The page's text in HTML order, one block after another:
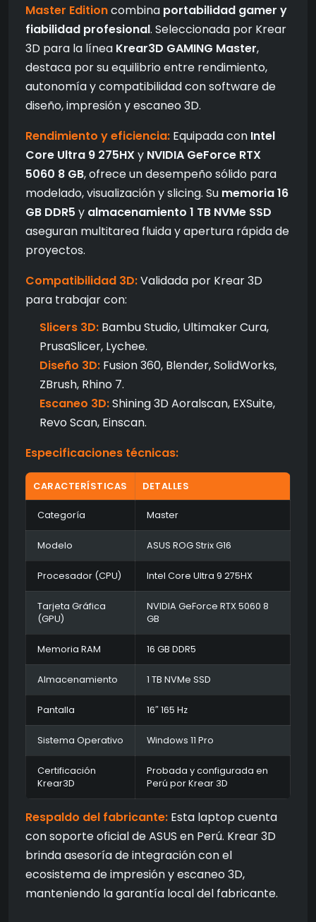
Master Editioncombina portabilidad gamer y
fiabilidad profesional. Seleccionada por Krear
3D para la línea Krear3D GAMING Master,
destaca por su equilibrio entre rendimiento,
autonomía y compatibilidad con software de
diseño, impresión y escaneo 3D.
Rendimiento y eficiencia: Equipada con Intel
Core Ultra 9 275HX y NVIDIA GeForce RTX
5060 8 GB, ofrece un desempeño sólido para
modelado, visualización y slicing. Su memoria 16
GB DDR5 y almacenamiento 1 TB NVMe SSD
aseguran multitarea fluida y apertura rápida de
proyectos.
Compatibilidad 3D:Validada por Krear 3D
para trabajar con:
Slicers 3D: Bambu Studio, Ultimaker Cura,
PrusaSlicer, Lychee.
Diseño 3D: Fusion 360, Blender, SolidWorks,
ZBrush, Rhino 7.
Escaneo 3D:Shining 3D Aoralscan, EXSuite,
Revo Scan, Einscan.
Especificaciones técnicas:
CARACTERÍSTICAS DETALLES
Categoría Master
Modelo ASUS ROG Strix G16
Procesador (CPU) Intel Core Ultra 9 275HX
Tarjeta Gráfica
(GPU)
NVIDIA GeForce RTX 5060 8
GB
Memoria RAM 16 GB DDR5
Almacenamiento 1 TB NVMe SSD
Pantalla 16″ 165 Hz
Sistema Operativo Windows 11 Pro
Certificación
Krear3D
Probada y configurada en
Perú por Krear 3D
Respaldo del fabricante: Esta laptop cuenta
con soporte oficial de ASUS en Perú. Krear 3D
brinda asesoría de integración con el
ecosistema de impresión y escaneo 3D,
manteniendo la garantía local del fabricante.